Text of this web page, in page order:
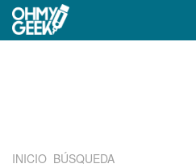
INICIO BÚSQUEDA